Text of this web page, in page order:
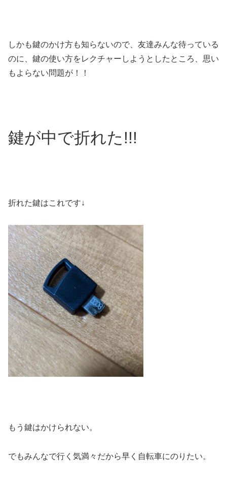
しかも鍵のかけ方も知らないので、友達みんな待っている
のに、鍵の使い方をレクチャーしようとしたところ、思い
もよらない問題が！！
鍵が中で折れた!!!
折れた鍵はこれです↓
もう鍵はかけられない。
でもみんなで行く気満々だから早く自転車にのりたい。